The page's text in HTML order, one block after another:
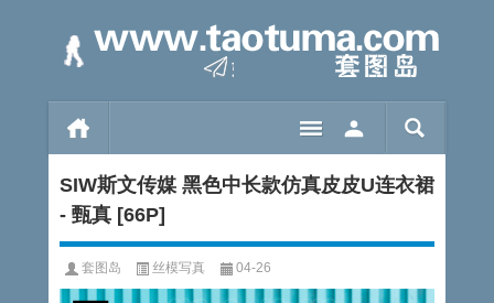
SIW斯文传媒 黑色中长款仿真皮皮U连衣裙
- 甄真 [66P]
套图岛 丝模写真 04-26